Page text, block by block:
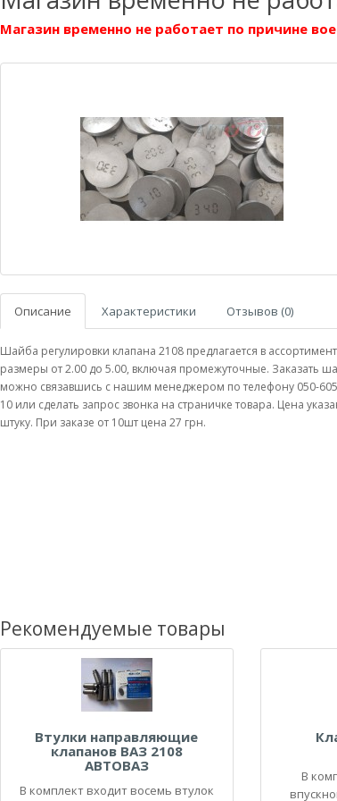
Магазин временно не работает по причине
Описание Характеристики Отзывов (0)
Шайба регулировки клапана 2108 предлагается в
размеры от 2.00 до 5.00, включая промежуточные. Заказать
можно связавшись с нашим менеджером по телефону 050-
10 или сделать запрос звонка на страничке товара. Цена
штуку. При заказе от 10шт цена 27 грн.
Рекомендуемые товары
Втулки направляющие
клапанов ВАЗ 2108
АВТОВАЗ
В комплект входит восемь втулок
В